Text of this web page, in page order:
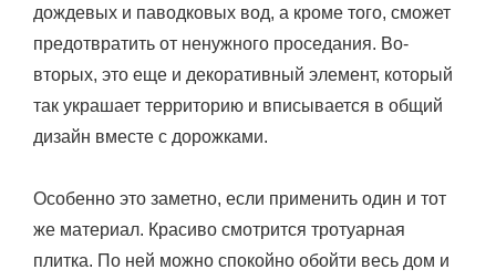
дождевых и паводковых вод, а кроме того, сможет
предотвратить от ненужного проседания. Во-
вторых, это еще и декоративный элемент, который
так украшает территорию и вписывается в общий
дизайн вместе с дорожками.
Особенно это заметно, если применить один и тот
же материал. Красиво смотрится тротуарная
плитка. По ней можно спокойно обойти весь дом и